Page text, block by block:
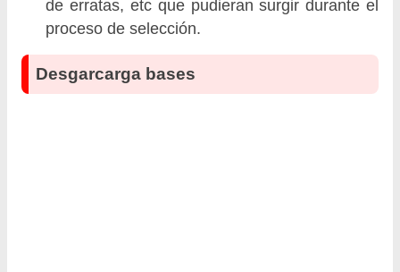
de erratas, etc que pudieran surgir durante el
proceso de selección.
Desgarcarga bases